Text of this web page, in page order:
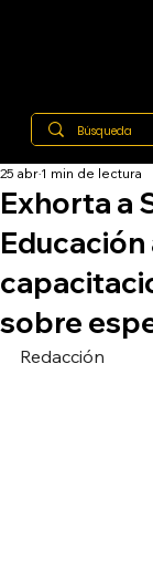
Exhorta a
sobre
25 abr 1 min de lectura
Redacción